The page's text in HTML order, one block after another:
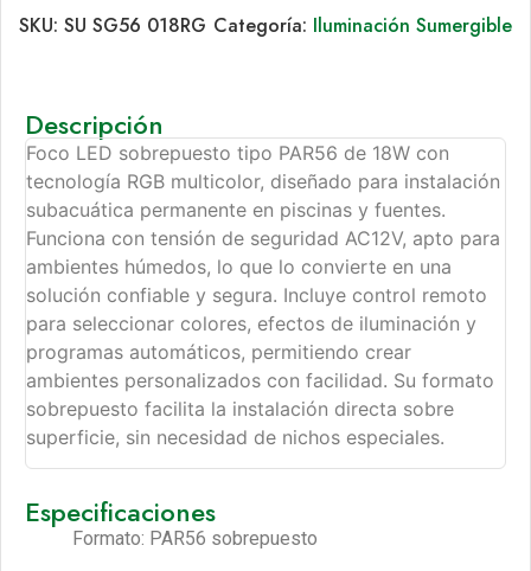
SKU: SU SG56 018RG Categoría: Iluminación Sumergible
Descripción
Foco LED sobrepuesto tipo PAR56 de 18W con
tecnología RGB multicolor, diseñado para instalación
subacuática permanente en piscinas y fuentes.
Funciona con tensión de seguridad AC12V, apto para
ambientes húmedos, lo que lo convierte en una
solución confiable y segura. Incluye control remoto
para seleccionar colores, efectos de iluminación y
programas automáticos, permitiendo crear
ambientes personalizados con facilidad. Su formato
sobrepuesto facilita la instalación directa sobre
superficie, sin necesidad de nichos especiales.
Especificaciones
Formato: PAR56 sobrepuesto